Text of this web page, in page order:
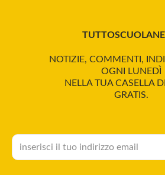
NOTIZIE, COMMENTI,
OGNI LUNEDÌ
NELLA TUA CASELLA
GRATIS.